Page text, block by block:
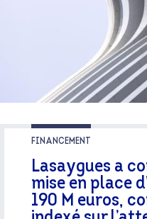
FINANCEMENT
Lasaygues a
mise en place
190 M euros,